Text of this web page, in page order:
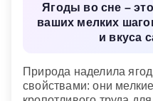
Кому
Женщине.Для
сочные плоды часто
Ягоды во сне –
ваших мелких
и вкуса
Природа наделила
свойствами: они